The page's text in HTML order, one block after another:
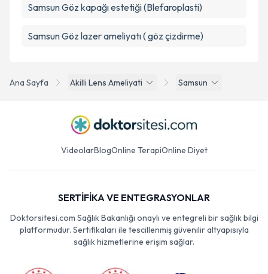
Ana Sayfa Akilli Lens Ameliyati Samsun
Samsun Göz kapağı estetiği (Blefaroplasti)
Samsun Göz lazer ameliyatı ( göz çizdirme)
VideolarBlogOnline TerapiOnline Diyet
SERTİFİKA VE ENTEGRASYONLAR
Doktorsitesi.com Sağlık Bakanlığı onaylı ve entegreli bir sağlık bilgi
platformudur. Sertifikaları ile tescillenmiş güvenilir altyapısıyla
sağlık hizmetlerine erişim sağlar.